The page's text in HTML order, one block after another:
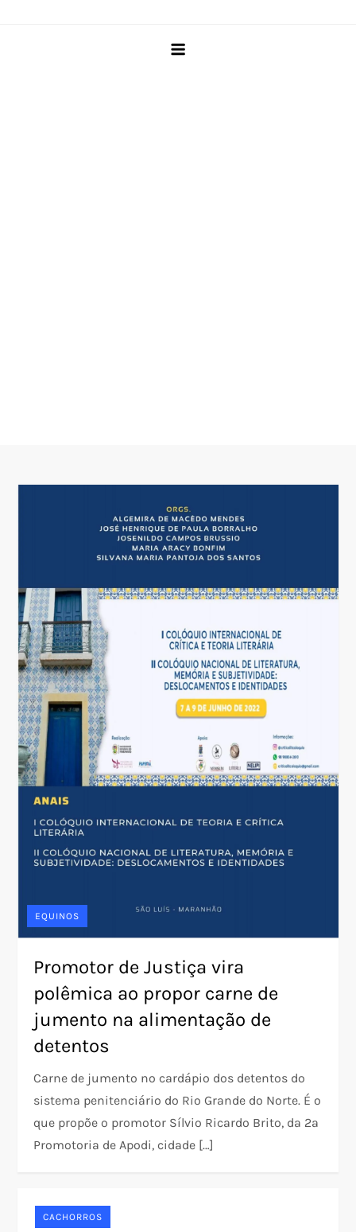
EQUINOS
Promotor de Justiça vira
polêmica ao propor carne de
jumento na alimentação de
detentos
Carne de jumento no cardápio dos detentos do
sistema penitenciário do Rio Grande do Norte. É o
que propõe o promotor Sílvio Ricardo Brito, da 2ª
Promotoria de Apodi, cidade […]
CACHORROS